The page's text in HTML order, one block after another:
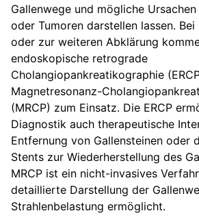
Gallenwege und mögliche
oder Tumoren darstellen lassen.
oder zur weiteren Abklärung
endoskopische retrograde
Cholangiopankreatikographie
Magnetresonanz-
(MRCP) zum Einsatz. Die ERCP
Diagnostik auch therapeutische
Entfernung von Gallensteinen oder
Stents zur Wiederherstellung des
MRCP ist ein nicht-invasives
detaillierte Darstellung der
Strahlenbelastung ermöglicht.